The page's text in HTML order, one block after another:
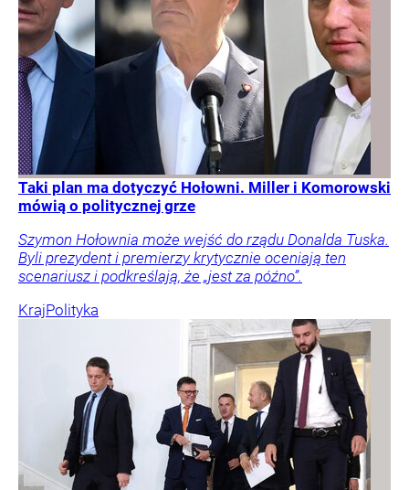
Taki plan ma dotyczyć Hołowni. Miller i Komorowski
mówią o politycznej grze
Szymon Hołownia może wejść do rządu Donalda Tuska.
Byli prezydent i premierzy krytycznie oceniają ten
scenariusz i podkreślają, że „jest za późno”.
KrajPolityka